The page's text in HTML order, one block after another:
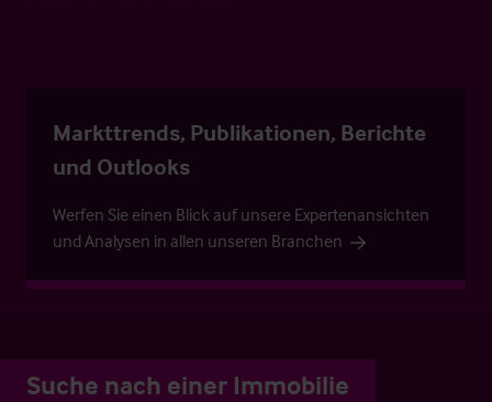
Markttrends, Publikationen, Berichte
und Outlooks
Werfen Sie einen Blick auf unsere Expertenansichten
und Analysen in allen unseren Branchen
Suche nach einer Immobilie